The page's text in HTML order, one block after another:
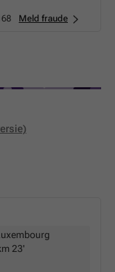
Meld fraude
23'